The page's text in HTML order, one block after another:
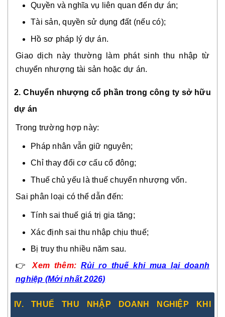
Quyền và nghĩa vụ liên quan đến dự án;
Tài sản, quyền sử dụng đất (nếu có);
Hồ sơ pháp lý dự án.
Giao dịch này thường làm phát sinh thu nhập từ
chuyển nhượng tài sản hoặc dự án.
2. Chuyển nhượng cổ phần trong công ty sở hữu
dự án
Trong trường hợp này:
Pháp nhân vẫn giữ nguyên;
Chỉ thay đổi cơ cấu cổ đông;
Thuế chủ yếu là thuế chuyển nhượng vốn.
Sai phân loại có thể dẫn đến:
Tính sai thuế giá trị gia tăng;
Xác định sai thu nhập chịu thuế;
Bị truy thu nhiều năm sau.
👉Xem thêm: Rủi ro thuế khi mua lại doanh
nghiệp (Mới nhất 2026)
IV. THUẾ THU NHẬP DOANH NGHIỆP KHI